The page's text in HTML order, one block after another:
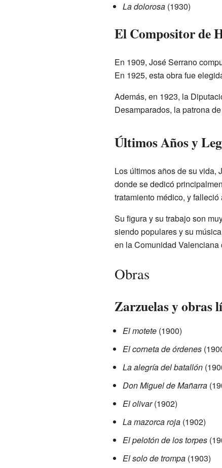
La dolorosa(1930)
El Compositor de
En 1909, José Serrano
En 1925, esta obra fue
Además, en 1923, la
Desamparados, la patrona
Últimos Años y
Los últimos años de su vida,
donde se dedicó
tratamiento médico, y falleció
Su figura y su trabajo son
siendo populares y su
en la Comunidad Valenciana
Obras
Zarzuelas y obras
El motete(1900)
El corneta de órdenes
La alegría del batallón
Don Miguel de Mañarra
El olivar(1902)
La mazorca roja(1902)
El pelotón de los torpes
El solo de trompa(1903)